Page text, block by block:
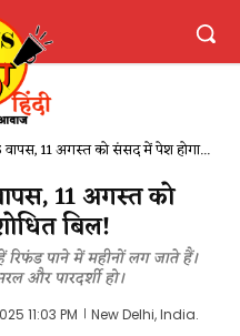
11 अगस्त को संसद में पेश होगा...
11 अगस्त को
बिल!
पाने में महीनों लग जाते हैं।
और पारदर्शी हो।
11:03 PM New Delhi, India.